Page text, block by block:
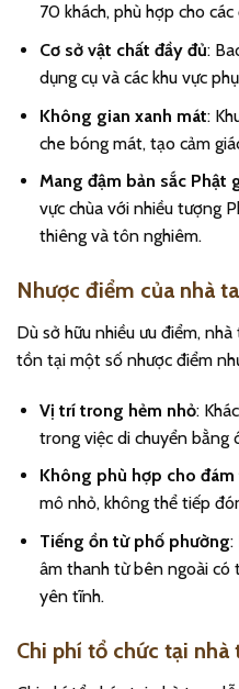
70 khách, phù hợp cho
Cơ sở vật chất đầy đủ:
dụng cụ và các khu vực
Không gian xanh mát:
che bóng mát, tạo cảm
Mang đậm bản sắc Phật
vực chùa với nhiều tượng
thiêng và tôn nghiêm.
Nhược điểm của nhà
Dù sở hữu nhiều ưu điểm,
tồn tại một số nhược điểm
Vị trí trong hẻm nhỏ:
trong việc di chuyển bằng
Không phù hợp cho
mô nhỏ, không thể tiếp
Tiếng ồn từ phố phường:
âm thanh từ bên ngoài có
yên tĩnh.
Chi phí tổ chức tại